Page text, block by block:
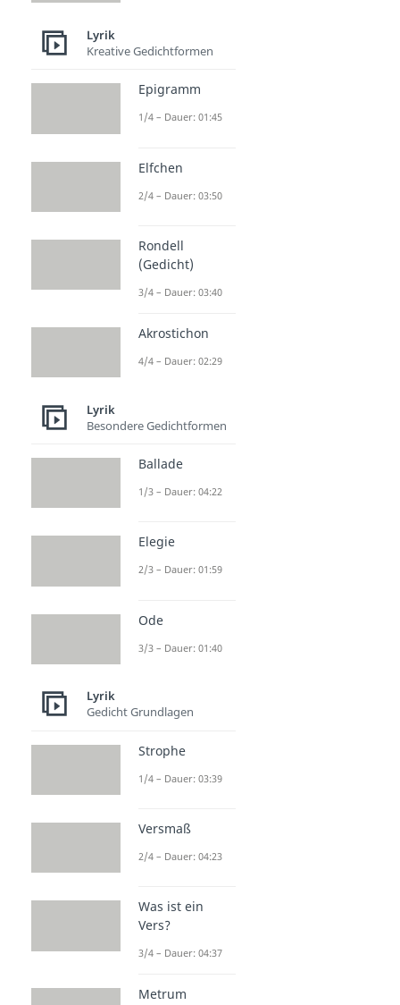
Lyrik
Kreative Gedichtformen
Epigramm
1/4 – Dauer: 01:45
Elfchen
2/4 – Dauer: 03:50
Rondell
(Gedicht)
3/4 – Dauer: 03:40
Akrostichon
4/4 – Dauer: 02:29
Lyrik
Besondere Gedichtformen
Ballade
1/3 – Dauer: 04:22
Elegie
2/3 – Dauer: 01:59
Ode
3/3 – Dauer: 01:40
Lyrik
Gedicht Grundlagen
Strophe
1/4 – Dauer: 03:39
Versmaß
2/4 – Dauer: 04:23
Was ist ein
Vers?
3/4 – Dauer: 04:37
Metrum